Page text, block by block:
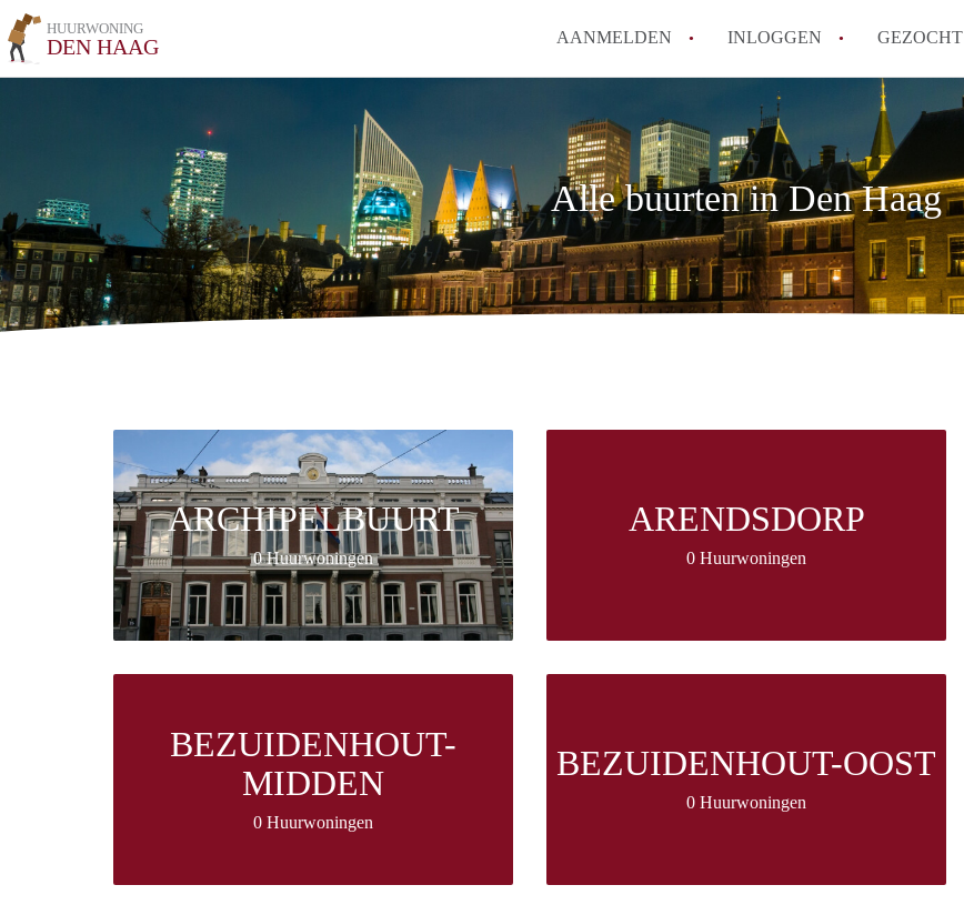
HUURWONING
DEN HAAG AANMELDEN INLOGGEN GEZOCHT
Alle buurten in Den Haag
ARCHIPELBUURT
0 Huurwoningen
ARENDSDORP
0 Huurwoningen
BEZUIDENHOUT-
MIDDEN
0 Huurwoningen
BEZUIDENHOUT-OOST
0 Huurwoningen